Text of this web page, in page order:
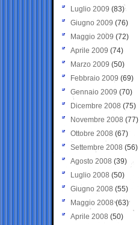
Luglio 2009 (83)
Giugno 2009 (76)
Maggio 2009 (72)
Aprile 2009 (74)
Marzo 2009 (50)
Febbraio 2009 (69)
Gennaio 2009 (70)
Dicembre 2008 (75)
Novembre 2008 (77)
Ottobre 2008 (67)
Settembre 2008 (56)
Agosto 2008 (39)
Luglio 2008 (50)
Giugno 2008 (55)
Maggio 2008(63)
Aprile 2008 (50)